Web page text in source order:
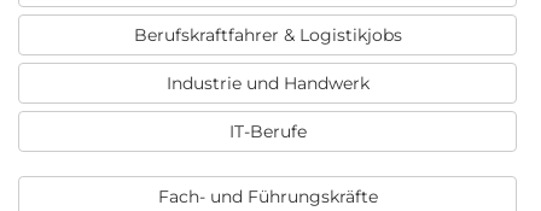
Berufskraftfahrer & Logistikjobs
Industrie und Handwerk
IT-Berufe
Fach- und Führungskräfte